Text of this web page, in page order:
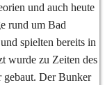
und auch heute
rund um Bad
spielten bereits in
wurde zu Zeiten des
gebaut. Der Bunker